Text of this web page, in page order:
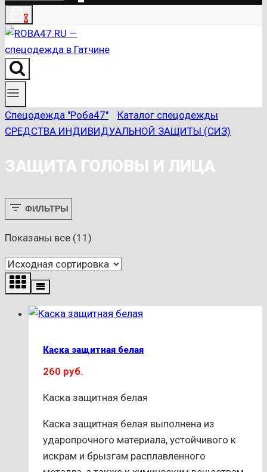
0
Спецодежда "Роба47" Каталог спецодежды
СРЕДСТВА ИНДИВИДУАЛЬНОЙ ЗАЩИТЫ (СИЗ)
ЗАЩИТА ГОЛОВЫ И ЛИЦА
ФИЛЬТРЫ
Показаны все (11)
Каска защитная белая
260 руб.
Каска защитная белая
Каска защитная белая выполнена из
ударопрочного материала, устойчивого к
искрам и брызгам расплавленного